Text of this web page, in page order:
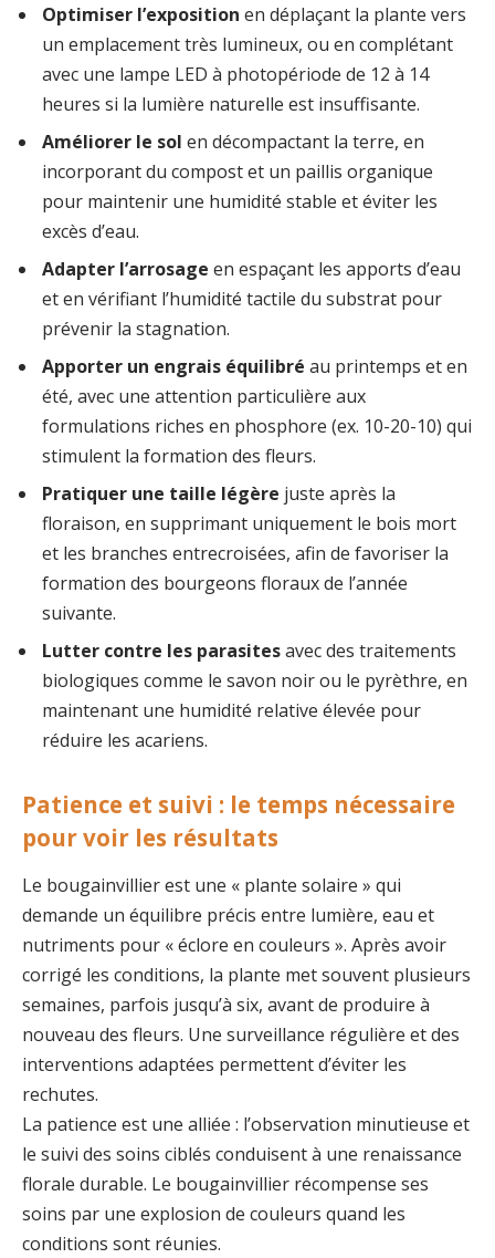
Optimiser l’exposition en déplaçant la plante vers
un emplacement très lumineux, ou en complétant
avec une lampe LED à photopériode de 12 à 14
heures si la lumière naturelle est insuffisante.
Améliorer le sol en décompactant la terre, en
incorporant du compost et un paillis organique
pour maintenir une humidité stable et éviter les
excès d’eau.
Adapter l’arrosage en espaçant les apports d’eau
et en vérifiant l’humidité tactile du substrat pour
prévenir la stagnation.
Apporter un engrais équilibré au printemps et en
été, avec une attention particulière aux
formulations riches en phosphore (ex. 10-20-10) qui
stimulent la formation des fleurs.
Pratiquer une taille légère juste après la
floraison, en supprimant uniquement le bois mort
et les branches entrecroisées, afin de favoriser la
formation des bourgeons floraux de l’année
suivante.
Lutter contre les parasitesavec des traitements
biologiques comme le savon noir ou le pyrèthre, en
maintenant une humidité relative élevée pour
réduire les acariens.
Patience et suivi : le temps nécessaire
pour voir les résultats
Le bougainvillier est une « plante solaire » qui
demande un équilibre précis entre lumière, eau et
nutriments pour « éclore en couleurs ». Après avoir
corrigé les conditions, la plante met souvent plusieurs
semaines, parfois jusqu’à six, avant de produire à
nouveau des fleurs. Une surveillance régulière et des
interventions adaptées permettent d’éviter les
rechutes.
La patience est une alliée : l’observation minutieuse et
le suivi des soins ciblés conduisent à une renaissance
florale durable. Le bougainvillier récompense ses
soins par une explosion de couleurs quand les
conditions sont réunies.